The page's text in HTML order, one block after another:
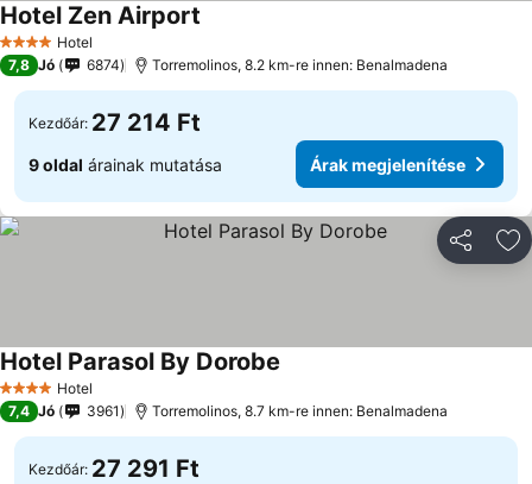
4 KategóriaHotel
Hotel Zen Airport
7,8 Jó 6874 Torremolinos, 8.2 km-re innen: Benalmadena
Kezdőár: 27 214 Ft
9 oldal árainak mutatása Árak megjelenítése
4 KategóriaHotel
Hotel Parasol By Dorobe
7,4 Jó 3961 Torremolinos, 8.7 km-re innen: Benalmadena
Kezdőár: 27 291 Ft